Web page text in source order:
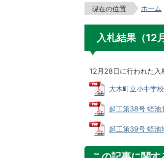
現在の位置 ホーム
入札結果（12
12月28日に行われた入
大木町立小中学
起工第38号 蛭池
起工第39号 蛭池